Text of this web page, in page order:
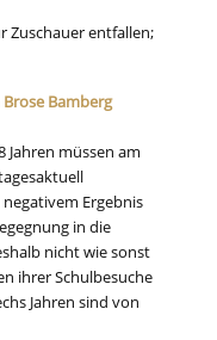
Zuschauer entfallen;
Bamberg
Jahren müssen am
Ergebnis
in die
nicht wie sonst
ihrer Schulbesuche
Jahren sind von